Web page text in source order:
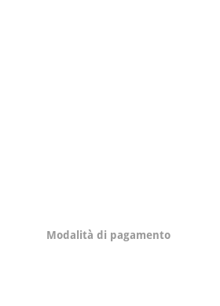
Modalità di pagamento